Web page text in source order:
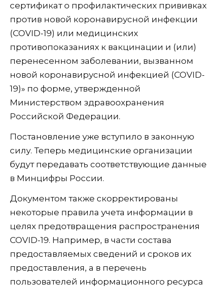
сертификат о профилактических прививках
против новой коронавирусной инфекции
(COVID-19) или медицинских
противопоказаниях к вакцинации и (или)
перенесенном заболевании, вызванном
новой коронавирусной инфекцией (COVID-
19)» по форме, утвержденной
Министерством здравоохранения
Российской Федерации.
Постановление уже вступило в законную
силу. Теперь медицинские организации
будут передавать соответствующие данные
в Минцифры России.
Документом также скорректированы
некоторые правила учета информации в
целях предотвращения распространения
COVID-19. Например, в части состава
предоставляемых сведений и сроков их
предоставления, а в перечень
пользователей информационного ресурса